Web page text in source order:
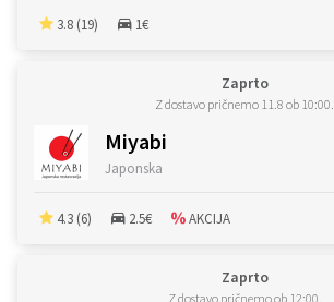
3.8 (19) 1€
Zaprto
Z dostavo pričnemo 11.8 ob 10:00.
Miyabi
Japonska
4.3 (6) 2.5€ AKCIJA
Zaprto
Z dostavo pričnemo ob 12:00.